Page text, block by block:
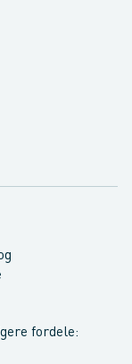
fordele: